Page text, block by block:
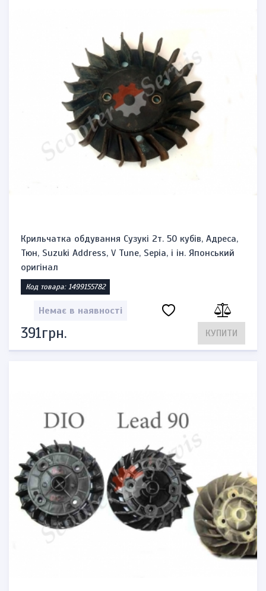
Крильчатка обдування Сузукі 2т. 50 кубів, Адреса,
Тюн, Suzuki Address, V Tune, Sepia, і ін. Японський
оригінал
Код товара: 1499155782
Немає в наявності
391грн. КУПИТИ